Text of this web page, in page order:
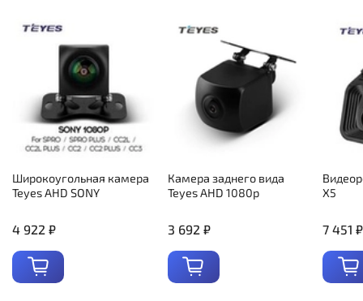
Широкоугольная камера
Teyes AHD SONY
4 922 ₽
Камера заднего вида
Teyes AHD 1080p
3 692 ₽
X5
7 451 ₽